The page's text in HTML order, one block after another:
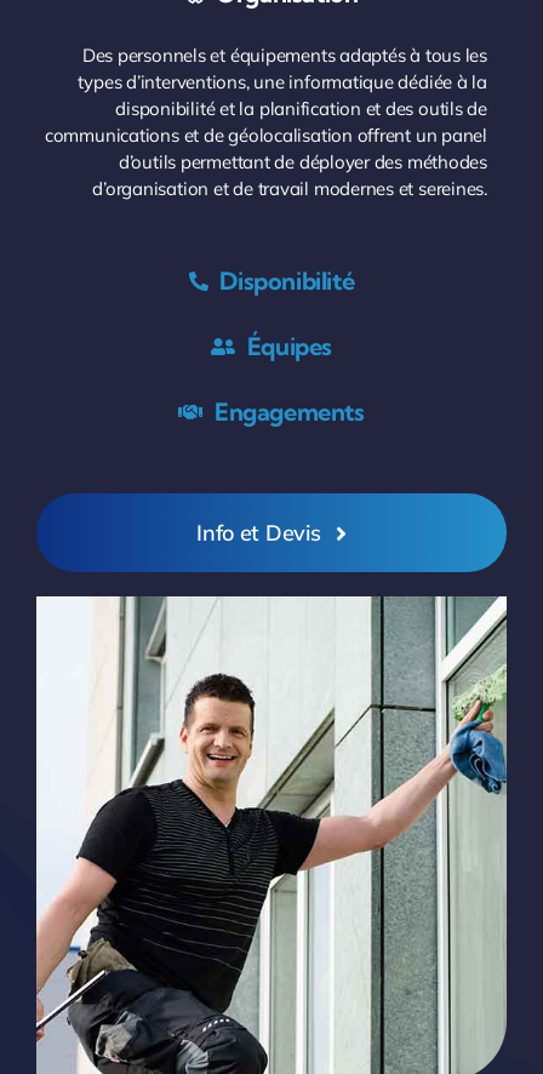
Des personnels et équipements adaptés à tous les
types d’interventions, une informatique dédiée à la
disponibilité et la planification et des outils de
communications et de géolocalisation offrent un panel
d’outils permettant de déployer des méthodes
d’organisation et de travail modernes et sereines.
Disponibilité
Équipes
Engagements
Info et Devis